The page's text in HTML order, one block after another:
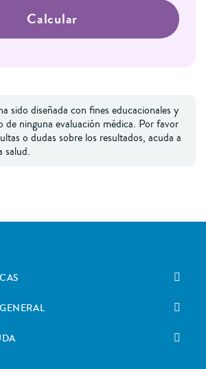
Calcular
sido diseñada con fines educacionales y
de ninguna evaluación médica. Por favor
o dudas sobre los resultados, acuda a
salud.